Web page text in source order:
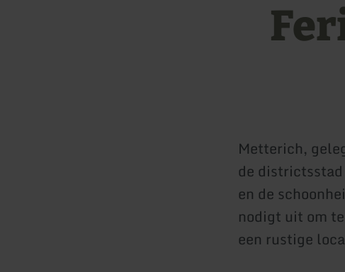
Metterich,
de
en de
nodigt uit om
een rustige